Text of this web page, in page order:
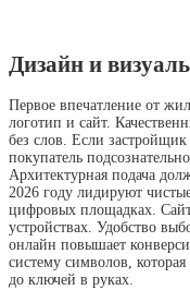
Дизайн и
Первое впечатление от
логотип и сайт.
без слов. Если
покупатель
Архитектурная подача
2026 году лидируют
цифровых площадках.
устройствах. Удобство
онлайн повышает
систему символов,
до ключей в руках.